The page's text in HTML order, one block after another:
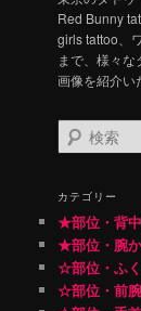
Red Bunny
girls tattoo、
まで、様々な
画像を紹介い
検
索
カテゴリー
★部位・背
★部位・腕
☆部位・ふ
☆部位・前